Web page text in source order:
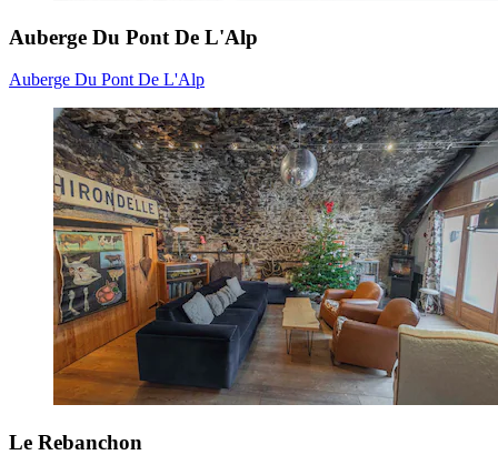
Auberge Du Pont De L'Alp
Auberge Du Pont De L'Alp
Le Rebanchon